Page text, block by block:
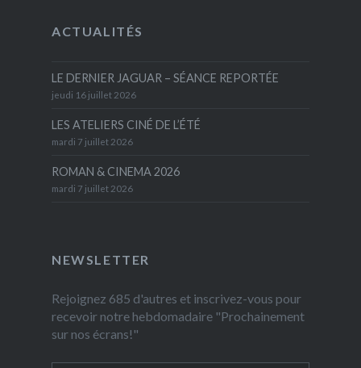
ACTUALITÉS
LE DERNIER JAGUAR – SÉANCE REPORTÉE
jeudi 16 juillet 2026
LES ATELIERS CINÉ DE L’ÉTÉ
mardi 7 juillet 2026
ROMAN & CINEMA 2026
mardi 7 juillet 2026
NEWSLETTER
Rejoignez 685 d'autres et inscrivez-vous pour
recevoir notre hebdomadaire "Prochainement
sur nos écrans!"